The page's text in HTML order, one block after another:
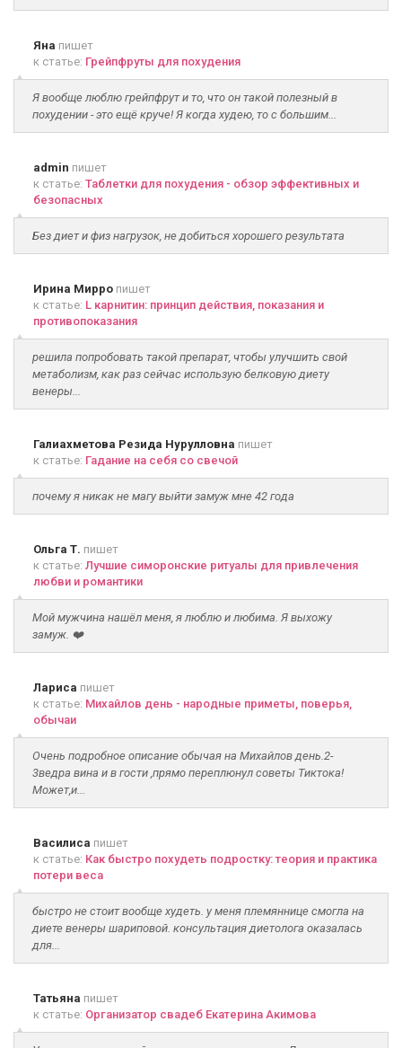
Яна пишет
к статье: Грейпфруты для похудения
Я вообще люблю грейпфрут и то, что он такой полезный в
похудении - это ещё круче! Я когда худею, то с большим...
admin пишет
к статье: Таблетки для похудения - обзор эффективных и
безопасных
Без диет и физ нагрузок, не добиться хорошего результата
Ирина Мирро пишет
к статье: L карнитин: принцип действия, показания и
противопоказания
решила попробовать такой препарат, чтобы улучшить свой
метаболизм, как раз сейчас использую белковую диету
венеры...
Галиахметова Резида Нурулловна пишет
к статье: Гадание на себя со свечой
почему я никак не магу выйти замуж мне 42 года
Ольга Т. пишет
к статье: Лучшие симоронские ритуалы для привлечения
любви и романтики
Мой мужчина нашёл меня, я люблю и любима. Я выхожу
замуж. ❤️
Лариса пишет
к статье: Михайлов день - народные приметы, поверья,
обычаи
Очень подробное описание обычая на Михайлов день.2-
3ведра вина и в гости ,прямо переплюнул советы Тиктока!
Может,и...
Василиса пишет
к статье: Как быстро похудеть подростку: теория и практика
потери веса
быстро не стоит вообще худеть. у меня племяннице смогла на
диете венеры шариповой. консультация диетолога оказалась
для...
Татьяна пишет
к статье: Организатор свадеб Екатерина Акимова